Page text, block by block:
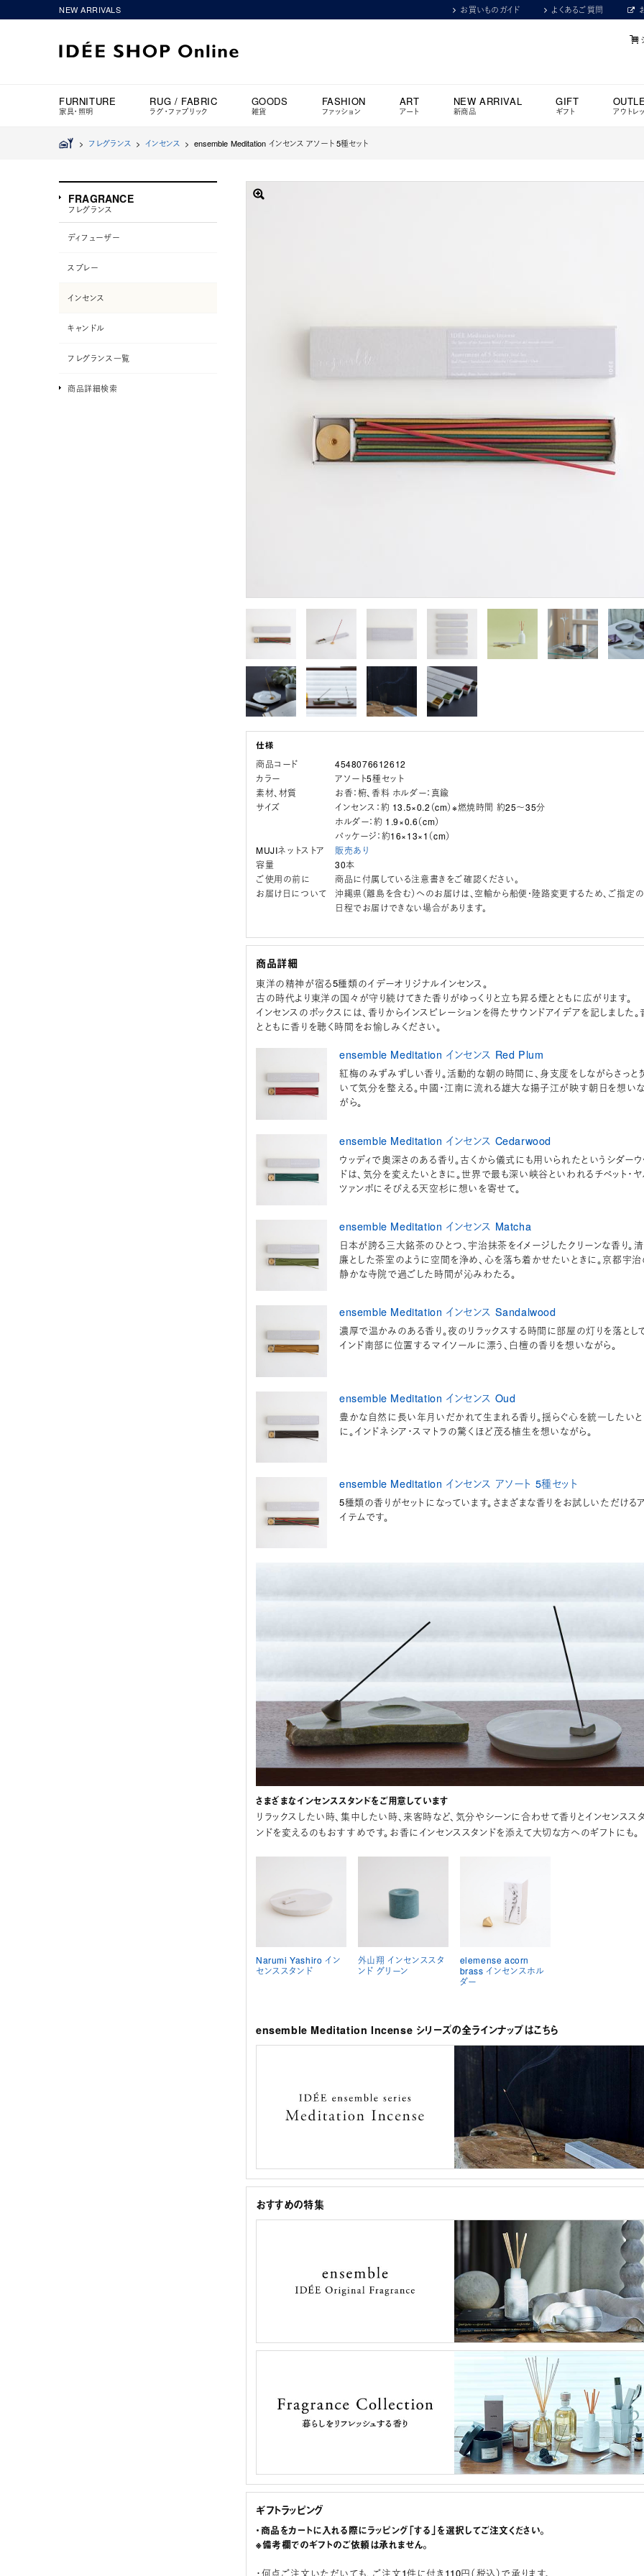
NEW ARRIVALS お買いものガイド よくあるご質問
FURNITURE
家具・照明
RUG / FABRIC
ラグ・ファブリック
GOODS
雑貨
FASHION
ファッション
ART
アート
NEW ARRIVAL
新商品
GIFT
ギフト アウトレ
> フレグランス > インセンス > ensemble Meditation インセンス アソート 5種セット
商品コード
4548076612612
カラー
アソート5種セット
素材、材質
お香：椨、香料 ホルダー：真鍮
サイズ
インセンス：約 13.5×0.2（cm）※燃焼時間 約25～35分
ホルダー：約 1.9×0.6（cm）
パッケージ：約16×13×1（cm）
MUJIネットストア
販売あり
容量
30本
ご使用の前に
商品に付属している注意書きをご確認ください。
お届け日について
沖縄県（離島を含む）へのお届けは、空輸から船便・陸路変更するため、ご指定の
日程でお届けできない場合があります。
商品詳細
東洋の精神が宿る5種類のイデーオリジナルインセンス。
古の時代より東洋の国々が守り続けてきた香りがゆっくりと立ち昇る煙とともに広がります。
インセンスのボックスには、香りからインスピレーションを得たサウンドアイデアを記しました。
とともに香りを聴く時間をお愉しみください。
ensemble Meditation インセンス Red Plum
紅梅のみずみずしい香り。活動的な朝の時間に、身支度をしながらさっと
いて気分を整える。中國・江南に流れる雄大な揚子江が映す朝日を想い
がら。
ensemble Meditation インセンス Cedarwood
ウッディで奥深さのある香り。古くから儀式にも用いられたというシダーウ
ドは、気分を変えたいときに。世界で最も深い峡谷といわれるチベット・
ツァンボにそびえる天空杉に想いを寄せて。
ensemble Meditation インセンス Matcha
日本が誇る三大銘茶のひとつ、宇治抹茶をイメージしたクリーンな香り。清
廉とした茶室のように空間を浄め、心を落ち着かせたいときに。京都宇
静かな寺院で過ごした時間が沁みわたる。
ensemble Meditation インセンス Sandalwood
濃厚で温かみのある香り。夜のリラックスする時間に部屋の灯りを落とし
インド南部に位置するマイソールに漂う、白檀の香りを想いながら。
ensemble Meditation インセンス Oud
豊かな自然に長い年月いだかれて生まれる香り。揺らぐ心を統一したい
に。インドネシア・スマトラの驚くほど茂る植生を想いながら。
ensemble Meditation インセンス アソート 5種セット
5種類の香りがセットになっています。さまざまな香りをお試しいただける
イテムです。
さまざまなインセンススタンドをご用意しています
リラックスしたい時、集中したい時、来客時など、気分やシーンに合わせて香りとインセンスス
ンドを変えるのもおすすめです。お香にインセンススタンドを添えて大切な方へのギフトにも。
Narumi Yashiro イン
センススタンド
外山翔 インセンススタ
ンド グリーン
elemense acorn
brass インセンスホル
ダー
ensemble Meditation Incense シリーズの全ラインナップはこちら
おすすめの特集
ギフトラッピング
・商品をカートに入れる際にラッピング「する」を選択してご注文ください。
※備考欄でのギフトのご依頼は承れません。
・何点ご注文いただいても、ご注文1件に付き110円（税込）で承ります。
FRAGRANCE
フレグランス
ディフューザー
スプレー
インセンス
キャンドル
フレグランス一覧
商品詳細検索